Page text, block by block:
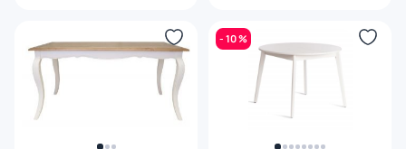
- 10 %